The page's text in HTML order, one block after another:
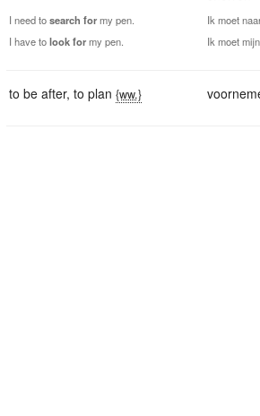
I need tosearch formy pen. Ik moet
I have tolookformy pen. Ik moet
to be after, to plan {ww.}